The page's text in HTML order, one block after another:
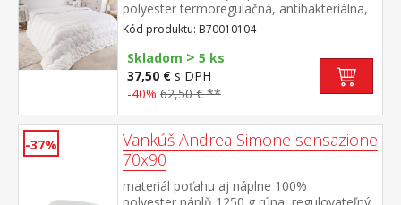
polyester termoregulačná, antibakteriálna,
vhodná pre alergikov elegantne
prešitá prateľná do 60 °C
Kód produktu: B70010104
Skladom > 5 ks
37,50 € s DPH
-40% 62,50 € **
-37%
Vankúš Andrea Simone sensazione
70x90
materiál poťahu aj náplne 100%